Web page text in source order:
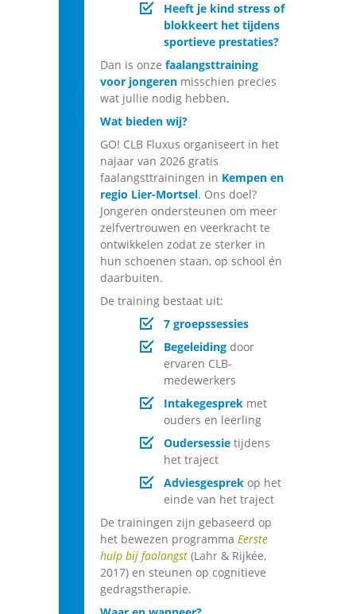
Heeft je kind stress of
blokkeert het tijdens
sportieve prestaties?
Dan is onze faalangsttraining
voor jongeren misschien precies
wat jullie nodig hebben.
Wat bieden wij?
GO! CLB Fluxus organiseert in het
najaar van 2026 gratis
faalangsttrainingen in Kempen en
regio Lier-Mortsel. Ons doel?
Jongeren ondersteunen om meer
zelfvertrouwen en veerkracht te
ontwikkelen zodat ze sterker in
hun schoenen staan, op school én
daarbuiten.
De training bestaat uit:
7 groepssessies
Begeleiding door
ervaren CLB-
medewerkers
Intakegesprek met
ouders en leerling
Oudersessie tijdens
het traject
Adviesgesprek op het
einde van het traject
De trainingen zijn gebaseerd op
het bewezen programma Eerste
hulp bij faalangst (Lahr & Rijkée,
2017) en steunen op cognitieve
gedragstherapie.